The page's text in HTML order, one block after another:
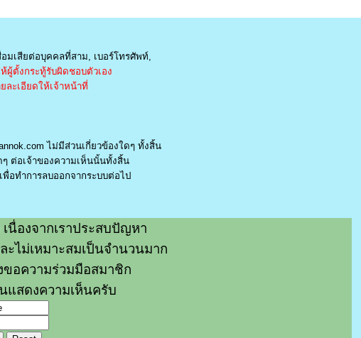
มเสียต่อบุคคลที่สาม, เบอร์โทรศัพท์,
ผู้ตั้งกระทู้รับผิดชอบตัวเอง
ะเอียดให้เจ้าหน้าที่
ไม่มีส่วนเกี่ยวข้องใดๆ ทั้งสิ้น
ต่อเจ้าของความเห็นนั้นทั้งสิ้น
เพื่อทำการลบออกจากระบบต่อไป
นื่องจากเราประสบปัญหา
ไม่เหมาะสมเป็นจำนวนมาก
อความร่วมมือสมาชิก
แสดงความเห็นครับ